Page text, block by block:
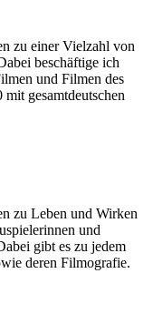
zu einer Vielzahl von
beschäftige ich
und Filmen des
gesamtdeutschen
zu Leben und Wirken
und
gibt es zu jedem
deren Filmografie.